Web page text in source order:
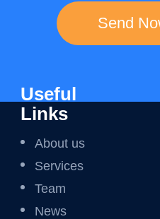
Useful
Links
About us
Services
Team
News